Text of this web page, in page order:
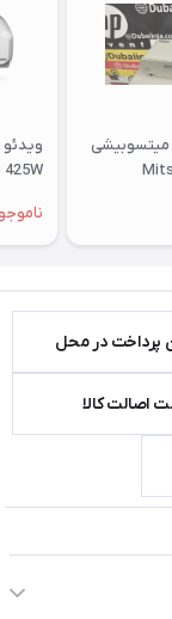
میتسوبیشی
پرداخت در محل
اصالت کالا